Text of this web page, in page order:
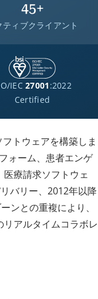
45+
ティブクライアント
IEC27001 :2022
Certified
トウェアを構築しま
ォーム、患者エンゲ
療請求ソフトウェ
バリー、2012年以降
ンとの重複により、
アルタイムコラボレ